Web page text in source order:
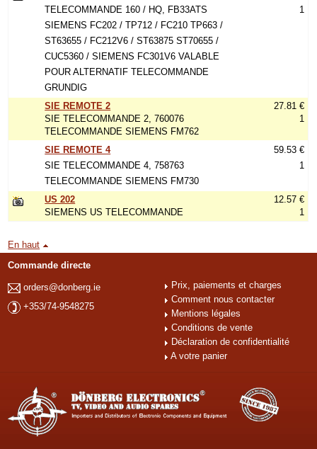
TELECOMMANDE 160 / HQ, FB33ATS
SIEMENS FC202 / TP712 / FC210 TP663 /
ST63655 / FC212V6 / ST63875 ST70655 /
CUC5360 / SIEMENS FC301V6 VALABLE
POUR ALTERNATIF TELECOMMANDE
GRUNDIG
1
SIE REMOTE 2
SIE TELECOMMANDE 2, 760076
TELECOMMANDE SIEMENS FM762
27.81 €
1
SIE REMOTE 4
SIE TELECOMMANDE 4, 758763
TELECOMMANDE SIEMENS FM730
59.53 €
1
US 202
SIEMENS US TELECOMMANDE
12.57 €
1
En haut
Commande directe
orders@donberg.ie
+353/74-9548275
Prix, paiements et charges
Comment nous contacter
Mentions légales
Conditions de vente
Déclaration de confidentialité
A votre panier